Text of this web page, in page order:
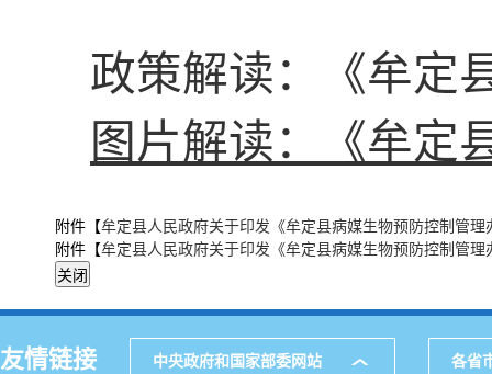
政策解读：《牟定
图片解读：《牟定
附件【牟定县人民政府关于印发《牟定县病媒生物预防控制管
附件【牟定县人民政府关于印发《牟定县病媒生物预防控制管
友情链接 中央政府和国家部委网站 各省